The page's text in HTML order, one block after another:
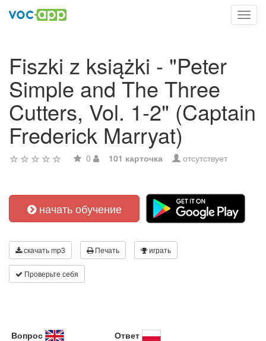
Fiszki z książki - "Peter
Simple and The Three
Cutters, Vol. 1-2" (Captain
Frederick Marryat)
0 101 карточка отсутствует
начать обучение
скачать mp3 Печать играть
Проверьте себя
Вопрос Ответ